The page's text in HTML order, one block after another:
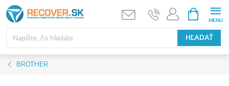
Prejsť
na
obsah
HĽADAŤ
KOŠÍK
BROTHER